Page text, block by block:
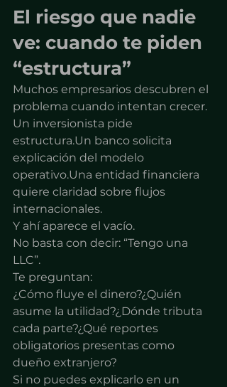
El riesgo que nadie
ve: cuando te piden
“estructura”
Muchos empresarios descubren el
problema cuando intentan crecer.
Un inversionista pide
estructura.Un banco solicita
explicación del modelo
operativo.Una entidad financiera
quiere claridad sobre flujos
internacionales.
Y ahí aparece el vacío.
No basta con decir: “Tengo una
LLC”.
Te preguntan:
¿Cómo fluye el dinero?¿Quién
asume la utilidad?¿Dónde tributa
cada parte?¿Qué reportes
obligatorios presentas como
dueño extranjero?
Si no puedes explicarlo en un